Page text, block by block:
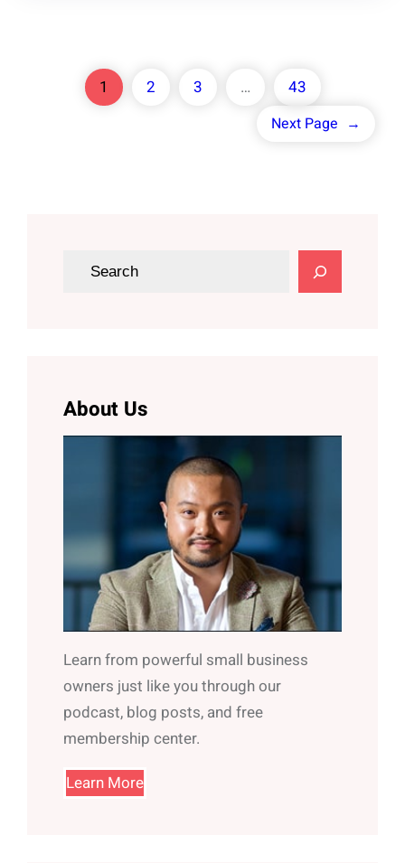
1 2 3 … 43
Next Page →
About Us
Learn from powerful small business
owners just like you through our
podcast, blog posts, and free
membership center.
Learn More